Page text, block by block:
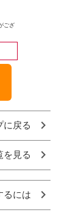
ござ
に戻る
を見る
るには